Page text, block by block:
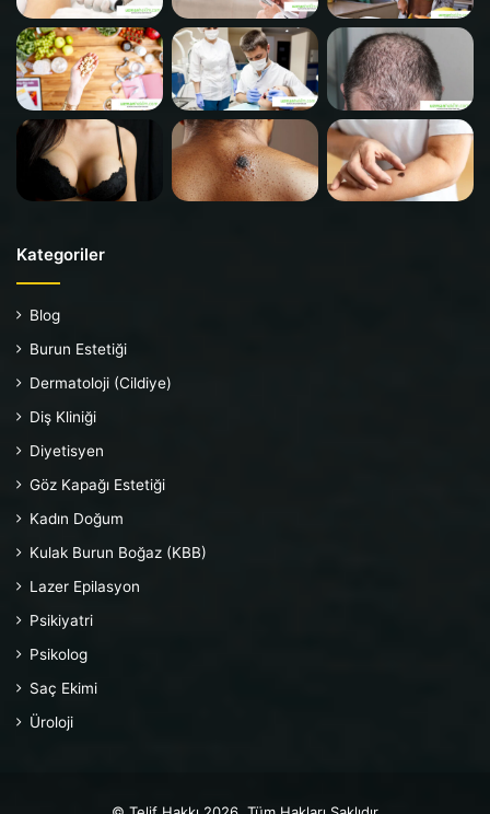
Kategoriler
Blog
Burun Estetiği
Dermatoloji (Cildiye)
Diş Kliniği
Diyetisyen
Göz Kapağı Estetiği
Kadın Doğum
Kulak Burun Boğaz (KBB)
Lazer Epilasyon
Psikiyatri
Psikolog
Saç Ekimi
Üroloji